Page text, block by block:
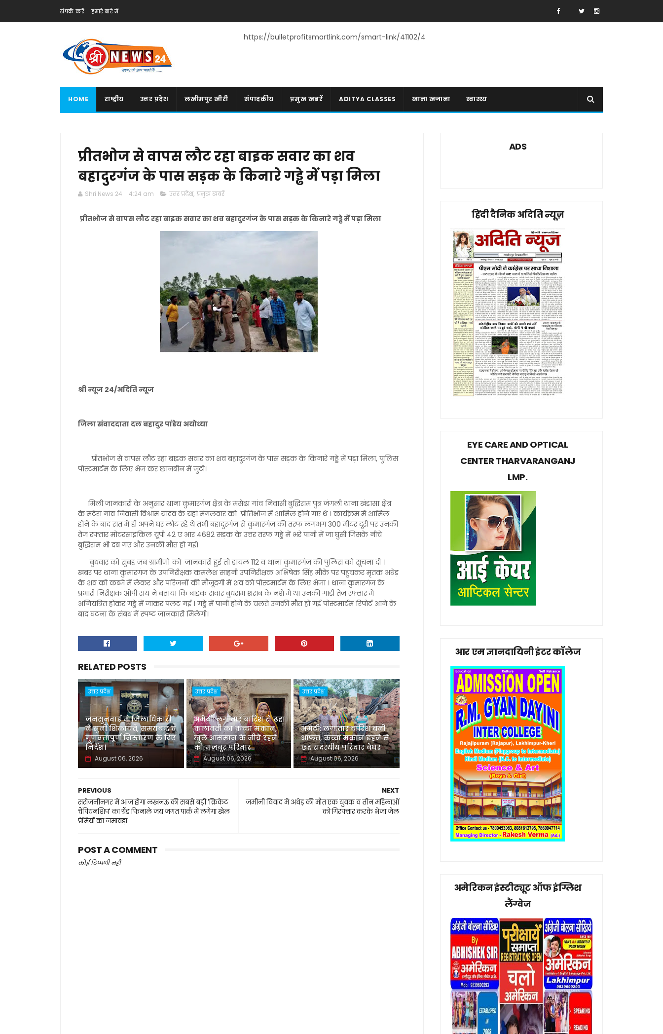
संपर्क करें हमारे बारे में
https://bulletprofitsmartlink.com/smart-link/41102/4
HOME राष्ट्रीय उत्तर प्रदेश लखीमपुर खीरी संपादकीय प्रमुख खबरें ADITYA CLASSES खाना खजाना स्वास्थ्य
प्रीतभोज से वापस लौट रहा बाइक सवार का शव
बहादुरगंज के पास सड़क के किनारे गड्ढे में पड़ा मिला
Shri News 24 4:24 am उत्तर प्रदेश, प्रमुख खबरें
प्रीतभोज से वापस लौट रहा बाइक सवार का शव बहादुरगंज के पास सड़क के किनारे गड्ढे में पड़ा मिला
श्री न्यूज 24/अदिति न्यूज
जिला संवाददाता दल बहादुर पांडेय अयोध्या
प्रीतभोज से वापस लौट रहा बाइक सवार का शव बहादुरगंज के पास सड़क के किनारे गड्ढे में पड़ा मिला, पुलिस
पोस्टमार्टम के लिए भेज कर छानबीन में जुटी।
मिली जानकारी के अनुसार थाना कुमारगंज क्षेत्र के मसेढा गांव निवासी बुद्धिराम पुत्र जंगली थाना खंडासा क्षेत्र
के मटेरा गांव निवासी विश्राम यादव के यहां मंगलवार को प्रीतिभोज में शामिल होने गए थे । कार्यक्रम में शामिल
होने के बाद रात में ही अपने घर लौट रहे थे तभी बहादुरगंज से कुमारगंज की तरफ लगभग 300 मीटर दूरी पर उनकी
तेज रफ्तार मोटरसाइकिल यूपी 42 ए आर 4682 सड़क के उत्तर तरफ गड्ढे में भरे पानी में जा घुसी जिसके नीचे
बुद्धिराम भी दब गए और उनकी मौत हो गई।
बुधवार को सुबह जब ग्रामीणों को जानकारी हुई तो डायल 112 व थाना कुमारगंज की पुलिस को सूचना दी ।
खबर पर थाना कुमारगंज के उपनिरीक्षक कमलेश साहनी उपनिरीक्षक अभिषेक सिंह मौके पर पहुंचकर मृतक अधेड़
के शव को कब्जे में लेकर और परिजनों की मौजूदगी में शव को पोस्टमार्टम के लिए भेजा । थाना कुमारगंज के
प्रभारी निरीक्षक ओपी राय ने बताया कि बाइक सवार बुधराम शराब के नशे में था उनकी गाड़ी तेज रफ्तार में
अनियंत्रित होकर गड्ढे में जाकर पलट गई । गड्ढे में पानी होने के चलते उनकी मौत हो गई पोस्टमार्टम रिपोर्ट आने के
बाद घटना के संबंध में स्पष्ट जानकारी मिलेगी।
RELATED POSTS
उत्तर प्रदेश
जनसुनवाई में जिलाधिकारी
ने सुनीं शिकायतें, समयबद्ध व
गुणवत्तापूर्ण निस्तारण के दिए
निर्देश।
August 06, 2026
उत्तर प्रदेश
अमेठी: लगातार बारिश से ढहा
कलावती का कच्चा मकान,
खुले आसमान के नीचे रहने
को मजबूर परिवार
August 06, 2026
उत्तर प्रदेश
अमेठी: लगातार बारिश बनी
आफत, कच्चा मकान ढहने से
छह सदस्यीय परिवार बेघर
August 06, 2026
NEXT
जमीनी विवाद में अधेड़ की मौत एक युवक व तीन महिलाओं
को गिरफ्तार करके भेजा जेल
PREVIOUS
सरोजनीनगर में आज होगा लखनऊ की सबसे बड़ी 'क्रिकेट
चैंपियनशिप' का ग्रैंड फिनाले जय जगत पार्क में लगेगा खेल
प्रेमियों का जमावड़ा
POST A COMMENT
कोई टिप्पणी नहीं
ADS
हिंदी दैनिक अदिति न्यूज़
EYE CARE AND OPTICAL
CENTER THARVARANGANJ
LMP.
आर एम ज्ञानदायिनी इंटर कॉलेज
अमेरिकन इंस्टीट्यूट ऑफ इंग्लिश
लैंग्वेज